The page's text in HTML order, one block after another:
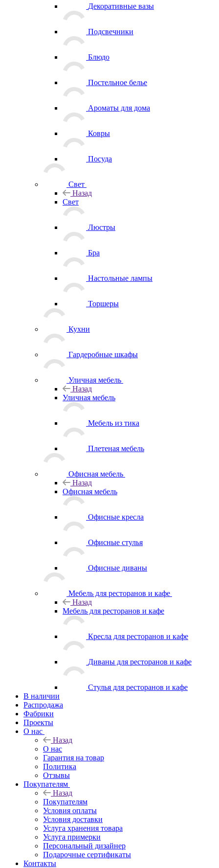
Декоративные вазы
Подсвечники
Блюдо
Постельное белье
Ароматы для дома
Ковры
Посуда
Свет
Назад
Свет
Люстры
Бра
Настольные лампы
Торшеры
Кухни
Гардеробные шкафы
Уличная мебель
Назад
Уличная мебель
Мебель из тика
Плетеная мебель
Офисная мебель
Назад
Офисная мебель
Офисные кресла
Офисные стулья
Офисные диваны
Мебель для ресторанов и кафе
Назад
Мебель для ресторанов и кафе
Кресла для ресторанов и кафе
Диваны для ресторанов и кафе
Стулья для ресторанов и кафе
В наличии
Распродажа
Фабрики
Проекты
О нас
Назад
О нас
Гарантия на товар
Политика
Отзывы
Покупателям
Назад
Покупателям
Условия оплаты
Условия доставки
Услуга хранения товара
Услуга примерки
Персональный дизайнер
Подарочные сертификаты
Контакты